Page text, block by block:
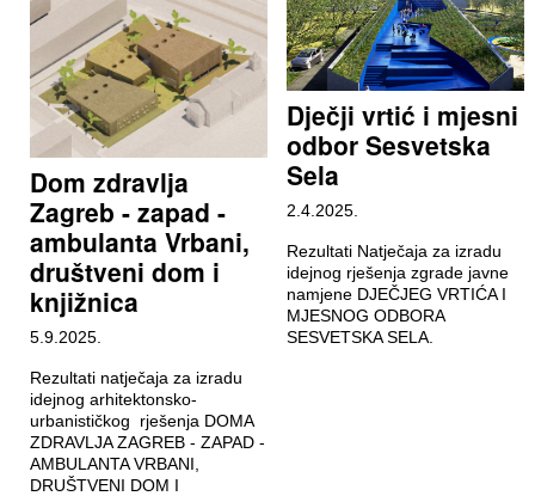
Dom zdravlja
Zagreb - zapad -
ambulanta Vrbani,
društveni dom i
knjižnica
5.9.2025.
Rezultati natječaja za izradu
idejnog arhitektonsko-
urbanističkog rješenja DOMA
ZDRAVLJA ZAGREB - ZAPAD -
AMBULANTA VRBANI,
DRUŠTVENI DOM I
Dječji vrtić i mjesni
odbor Sesvetska
Sela
2.4.2025.
Rezultati Natječaja za izradu
idejnog rješenja zgrade javne
namjene DJEČJEG VRTIĆA I
MJESNOG ODBORA
SESVETSKA SELA.